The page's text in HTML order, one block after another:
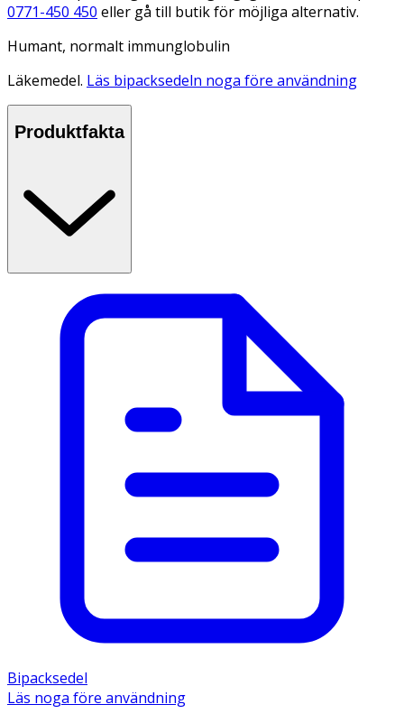
0771-450 450 eller gå till butik för möjliga alternativ.
Humant, normalt immunglobulin
Läkemedel. Läs bipacksedeln noga före användning
Produktfakta
Bipacksedel
Läs noga före användning